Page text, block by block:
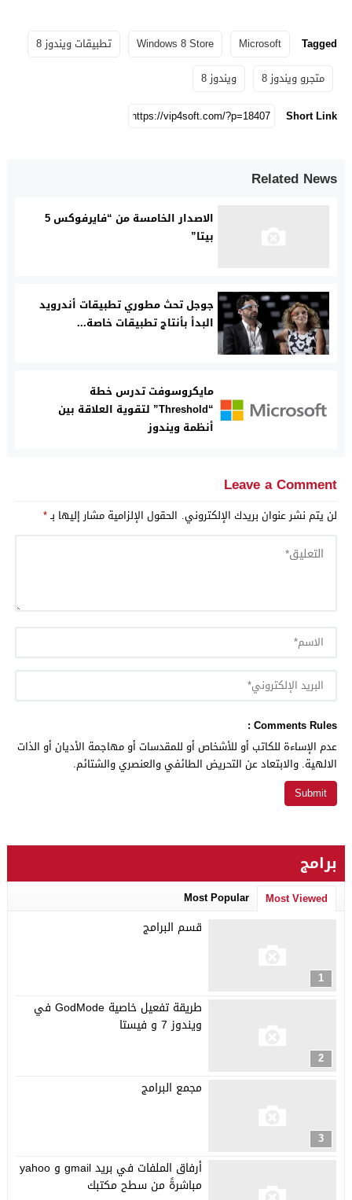
Tagged
Microsoft
Windows 8 Store
تطبيقات ويندوز 8
متجرو ويندوز 8
ويندوز 8
Short Link
Related News
الاصدار الخامسة من “فايرفوكس 5
بيتا”
جوجل تحث مطوري تطبيقات أندرويد
البدأ بأنتاج تطبيقات خاصة...
مايكروسوفت تدرس خطة
“Threshold” لتقوية العلاقة بين
أنظمة ويندوز
Leave a Comment
لن يتم نشر عنوان بريدك الإلكتروني. الحقول الإلزامية مشار إليها بـ*
Comments Rules :
عدم الإساءة للكاتب أو للأشخاص أو للمقدسات أو مهاجمة الأديان أو الذات
الالهية. والابتعاد عن التحريض الطائفي والعنصري والشتائم.
برامج
Most Viewed
Most Popular
1
قسم البرامج
2
طريقة تفعيل خاصية GodMode في
ويندوز 7 و فيستا
3
مجمع البرامج
أرفاق الملفات في بريد gmail و yahoo
مباشرةً من سطح مكتبك